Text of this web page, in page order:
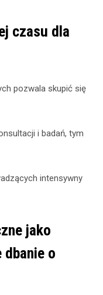
czasu dla
pozwala skupić się
i badań, tym
intensywny
jako
o